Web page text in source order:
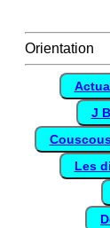
Orientation
J
Les